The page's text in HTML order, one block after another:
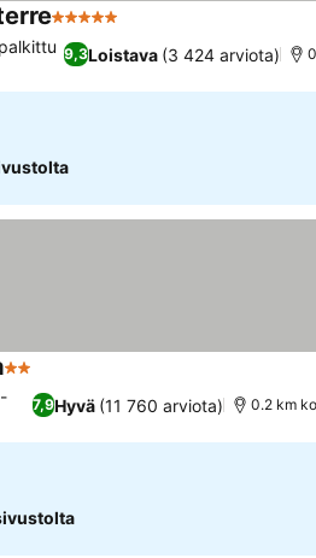
5 Tähtiluokitus
9,3Loistava (3 424 arviota)
2 Tähtiluokitus
7,9Hyvä (11 760 arviota) 0.2 km